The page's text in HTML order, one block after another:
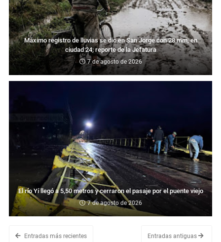
Máximo registro de lluvias se dio en San Jorge con 28 mm, en
ciudad 24; reporte de la Jefatura
7 de agosto de 2026
El río Yí llegó a 5,50 metros y cerraron el pasaje por el puente viejo
7 de agosto de 2026
Entradas más recientes Entradas antiguas